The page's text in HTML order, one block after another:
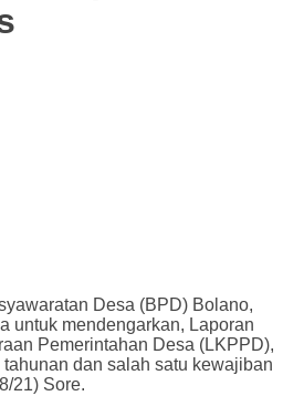
Desa (BPD) Bolano,
untuk mendengarkan, Laporan
Pemerintahan Desa (LKPPD),
dan salah satu kewajiban
21) Sore.